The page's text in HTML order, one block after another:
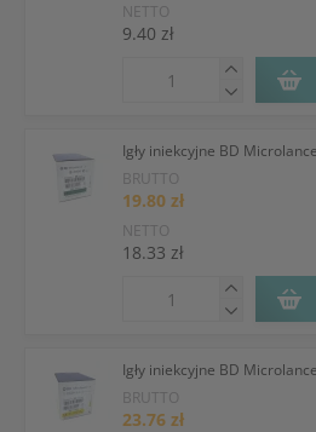
NETTO
9.40 zł
Igły iniekcyjne BD
BRUTTO
19.80 zł
NETTO
18.33 zł
Igły iniekcyjne BD
BRUTTO
23.76 zł